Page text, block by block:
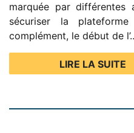
marquée par
sécuriser la plateforme
complément, le début de
LIRE LA SUITE